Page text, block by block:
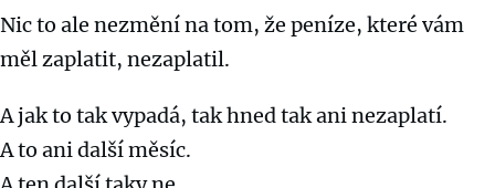
Nic to ale nezmění na tom, že peníze, které vám
měl zaplatit, nezaplatil.
A jak to tak vypadá, tak hned tak ani nezaplatí.
A to ani další měsíc.